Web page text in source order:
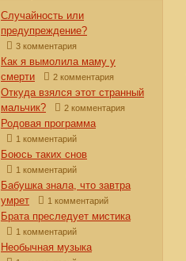
Случайность или
предупреждение?
3 комментария
Как я вымолила маму у
смерти
2 комментария
Откуда взялся этот странный
мальчик?
2 комментария
Родовая программа
1 комментарий
Боюсь таких снов
1 комментарий
Бабушка знала, что завтра
умрет
1 комментарий
Брата преследует мистика
1 комментарий
Необычная музыка